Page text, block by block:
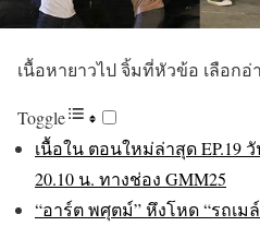
เนื้อหายาวไป จิ้มที่หัวข้อ เลือกอ่
Toggle
เนื้อใน ตอนใหม่ล่าสุด EP.19
20.10 น. ทางช่อง GMM25
“อาร์ต พศุตม์” หึงโหด “รถเม